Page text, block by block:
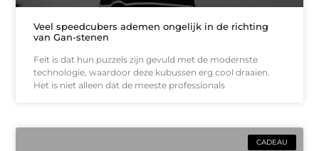
Veel speedcubers ademen ongelijk in de richting
van Gan-stenen
Feit is dat hun puzzels zijn gevuld met de modernste
technologie, waardoor deze kubussen erg cool draaien.
Het is niet alleen dat de meeste professionals
CADEAU